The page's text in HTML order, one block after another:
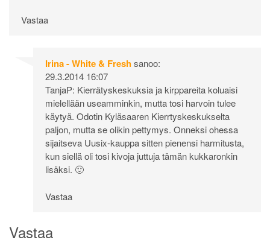
Vastaa
Irina - White & Freshsanoo:
29.3.2014 16:07
TanjaP: Kierrätyskeskuksia ja kirppareita koluaisi
mielellään useamminkin, mutta tosi harvoin tulee
käytyä. Odotin Kyläsaaren Kierrtyskeskukselta
paljon, mutta se olikin pettymys. Onneksi ohessa
sijaitseva Uusix-kauppa sitten pienensi harmitusta,
kun siellä oli tosi kivoja juttuja tämän kukkaronkin
lisäksi. 🙂
Vastaa
Vastaa